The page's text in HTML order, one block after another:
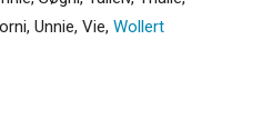
, Unnie, Vie, Wollert